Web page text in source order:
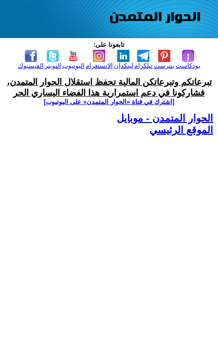
تابعونا على:
الفيسبوك التويتر اليوتيوب الانستغرام لينكدإن تيلكرامبنترست بودكاست
تبرعاتكم وتبرعاتكن المالية تحفظ استقلال الحوار المتمدن،
فشاركونا في دعم استمرارية هذا الفضاء اليساري الحر
[اشترك في قناة ‫«الحوار المتمدن» على اليوتيوب]
الحوار المتمدن - موبايل
الموقع الرئيسي